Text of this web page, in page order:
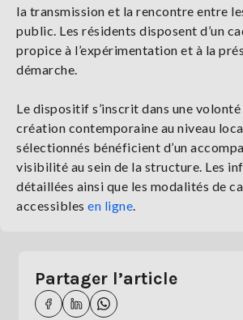
la transmission et la rencontre entre
public. Les résidents disposent d’un
propice à l’expérimentation et à la
démarche.
Le dispositif s’inscrit dans une
création contemporaine au niveau
sélectionnés bénéficient d’un
visibilité au sein de la structure. Les
détaillées ainsi que les modalités de
accessibles en ligne
Partager l’article